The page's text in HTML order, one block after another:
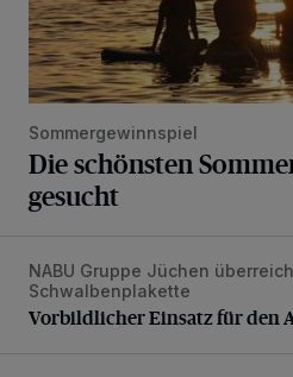
Sommergewinnspiel
Die schönsten
gesucht
Vorbildlicher Einsatz für den
NABU Gruppe Jüchen
Schwalbenplakette
Vorbildlicher Einsatz für den